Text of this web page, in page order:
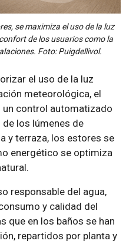
se maximiza el uso de la luz
de los usuarios como la
Foto: Puigdellivol.
el uso de la luz
meteorológica, el
control automatizado
los lúmenes de
y terraza, los estores se
energético se optimiza
responsable del agua,
y calidad del
que en los baños se han
repartidos por planta y